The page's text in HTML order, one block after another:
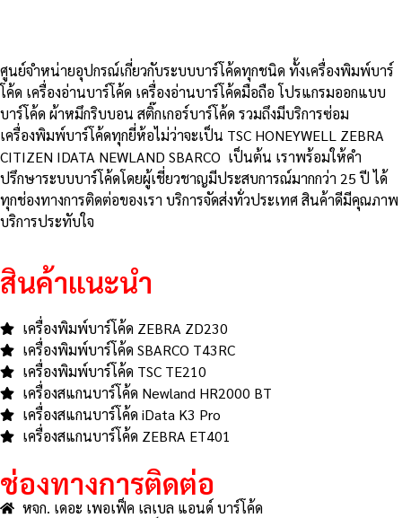
ศูนย์จําหน่ายอุปกรณ์เกี่ยวกับระบบบาร์โค้ดทุกชนิด ทั้งเครื่องพิมพ์บาร์
โค้ด เครื่องอ่านบาร์โค้ด เครื่องอ่านบาร์โค้ดมือถือ โปรแกรมออกแบบ
บาร์โค้ด ผ้าหมึกริบบอน สติ๊กเกอร์บาร์โค้ด รวมถึงมีบริการซ่อม
เครื่องพิมพ์บาร์โค้ดทุกยี่ห้อไม่ว่าจะเป็น TSC HONEYWELL ZEBRA
CITIZEN IDATA NEWLAND SBARCO เป็นต้น เราพร้อมให้คำ
ปรึกษาระบบบาร์โค้ดโดยผู้เชี่ยวชาญมีประสบการณ์มากกว่า 25 ปี ได้
ทุกช่องทางการติดต่อของเรา บริการจัดส่งทั่วประเทศ สินค้าดีมีคุณภาพ
บริการประทับใจ
สินค้าแนะนำ
เครื่องพิมพ์บาร์โค้ด ZEBRA ZD230
เครื่องพิมพ์บาร์โค้ด SBARCO T43RC
เครื่องพิมพ์บาร์โค้ด TSC TE210
เครื่องสแกนบาร์โค้ด Newland HR2000 BT
เครื่องสแกนบาร์โค้ด iData K3 Pro
เครื่องสแกนบาร์โค้ด ZEBRA ET401
ช่องทางการติดต่อ
หจก. เดอะ เพอเฟ็ค เลเบล แอนด์ บาร์โค้ด